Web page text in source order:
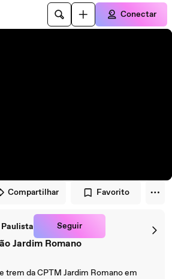
Conectar
Compartilhar Favorito
Seguir
Jardim Romano
trem da CPTM Jardim Romano em